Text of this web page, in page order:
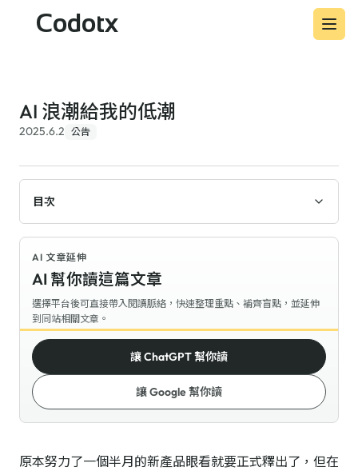
Codotx
AI 浪潮給我的低潮
2025.6.2 公告
目次
AI 文章延伸
AI 幫你讀這篇文章
選擇平台後可直接帶入閱讀脈絡，快速整理重點、補齊盲點，並延伸
到同站相關文章。
讓 ChatGPT 幫你讀
讓 Google 幫你讀
原本努力了一個半月的新產品眼看就要正式釋出了，但在